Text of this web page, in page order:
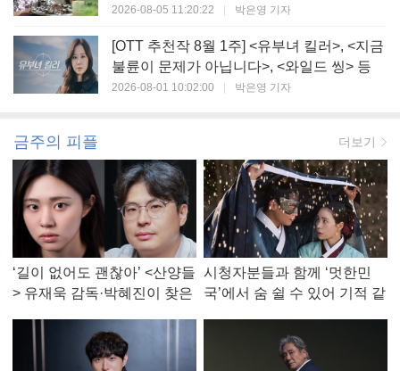
기>
2026-08-05 11:20:22 | 박은영 기자
[OTT 추천작 8월 1주] <유부녀 킬러>, <지금
불륜이 문제가 아닙니다>, <와일드 씽> 등
2026-08-01 10:02:00 | 박은영 기자
금주의 피플 더보기
‘길이 없어도 괜찮아’ <산양들
> 유재욱 감독·박혜진이 찾은
시청자분들과 함께 ‘멋한민
국’에서 숨 쉴 수 있어 기적 같